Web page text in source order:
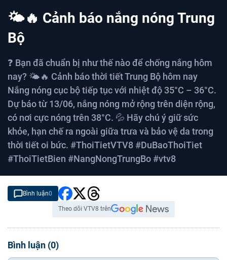
u
e
n
t
T
i
m
u
t
i
o
n
🌤️🔥 Cảnh báo nắng nóng Trung
Bộ
❓ Bạn đã chuẩn bị như thế nào để chống nắng hôm
nay? 🌤️🔥 Cảnh báo thời tiết Trung Bộ hôm nay
Nắng nóng cục bộ tiếp tục với nhiệt độ 35°C – 36°C.
Dự báo từ 13/06, nắng nóng mở rộng trên diện rộng,
có nơi cực nóng trên 38°C. 💦 Hãy chú ý giữ sức
khỏe, hạn chế ra ngoài giữa trưa và bảo vệ da trong
thời tiết oi bức. #ThoiTietVTV8 #DuBaoThoiTiet
#ThoiTietBien #NangNongTrungBo #vtv8
Bình luận0
Theo dõi VTV8 trên
Bình luận (0)